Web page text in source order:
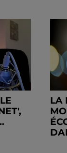
LA